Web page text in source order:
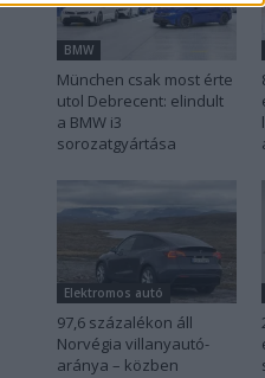
BMW
München csak most érte
utol Debrecent: elindult
a BMW i3
sorozatgyártása
Elektromos autó
97,6 százalékon áll
Norvégia villanyautó-
aránya – közben